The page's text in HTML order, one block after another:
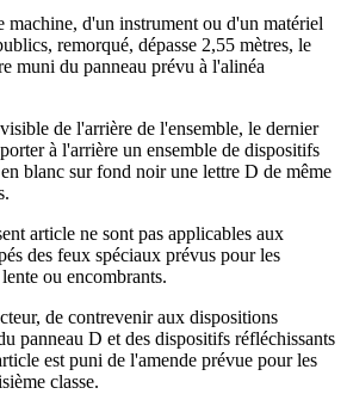
machine, d'un instrument ou d'un matériel
remorqué, dépasse 2,55 mètres, le
muni du panneau prévu à l'alinéa
de l'arrière de l'ensemble, le dernier
à l'arrière un ensemble de dispositifs
blanc sur fond noir une lettre D de même
article ne sont pas applicables aux
des feux spéciaux prévus pour les
ou encombrants.
de contrevenir aux dispositions
panneau D et des dispositifs réfléchissants
est puni de l'amende prévue pour les
classe.